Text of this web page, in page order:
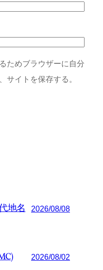
ためブラウザーに自分
サイトを保存する。
地名 2026/08/08
2026/08/02